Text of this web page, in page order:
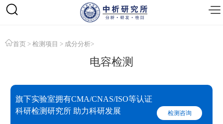
首页 > 检测项目 > 成分分析>
电容检测
旗下实验室拥有CMA/CNAS/ISO等认证
科研检测研究所 助力科研发展
检测咨询